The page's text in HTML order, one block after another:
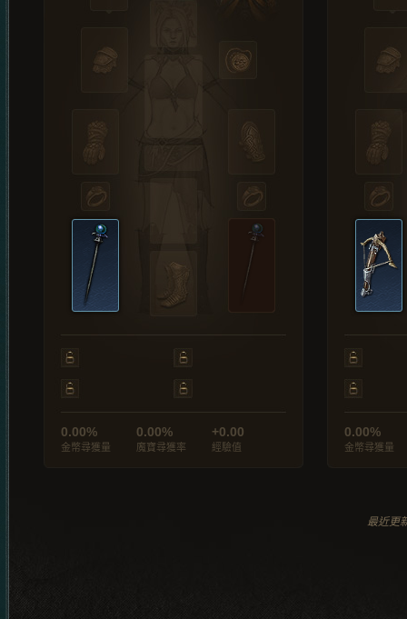
0.00%
金幣尋獲量
0.00%
魔寶尋獲率
+0.00
經驗值
0.00%
金幣尋獲量
最近更